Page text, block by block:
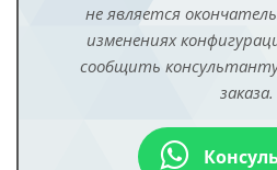
не является
изменениях
сообщить
заказа.